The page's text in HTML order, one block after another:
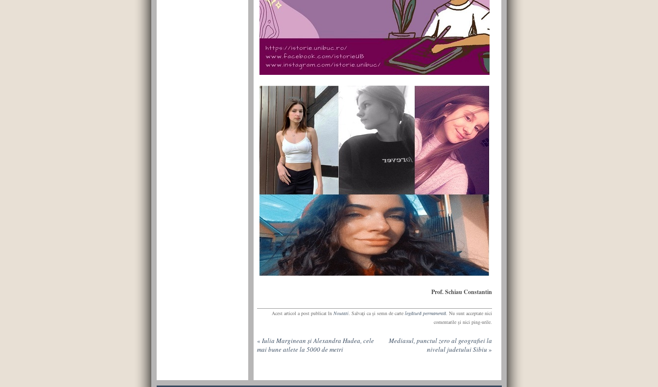
Prof. Schiau Constantin
Acest articol a post publicat în Noutati. Salvaţi ca şi semn de carte legătură permanentă. Nu sunt acceptate nici
comentarile şi nici ping-urile.
« Iulia Marginean și Alexandra Hudea, cele
mai bune atlete la 5000 de metri
Mediasul, punctul zero al geografiei la
nivelul judetului Sibiu »